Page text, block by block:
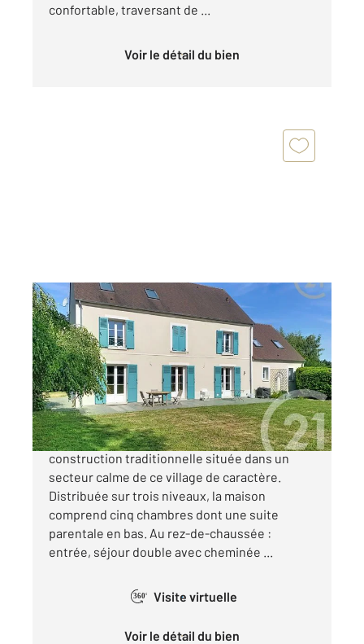
confortable, traversant de ...
Voir le détail du bien
CHAILLY EN BIERE 77
190 m
, 10 pièces
Ref : 3139
Maison à vendre
498 000 €
CHAILLY EN BIERE : Maison familiale de
construction traditionnelle située dans un
secteur calme de ce village de caractère.
Distribuée sur trois niveaux, la maison
comprend cinq chambres dont une suite
parentale en bas. Au rez-de-chaussée :
entrée, séjour double avec cheminée ...
360° Visite virtuelle
Voir le détail du bien